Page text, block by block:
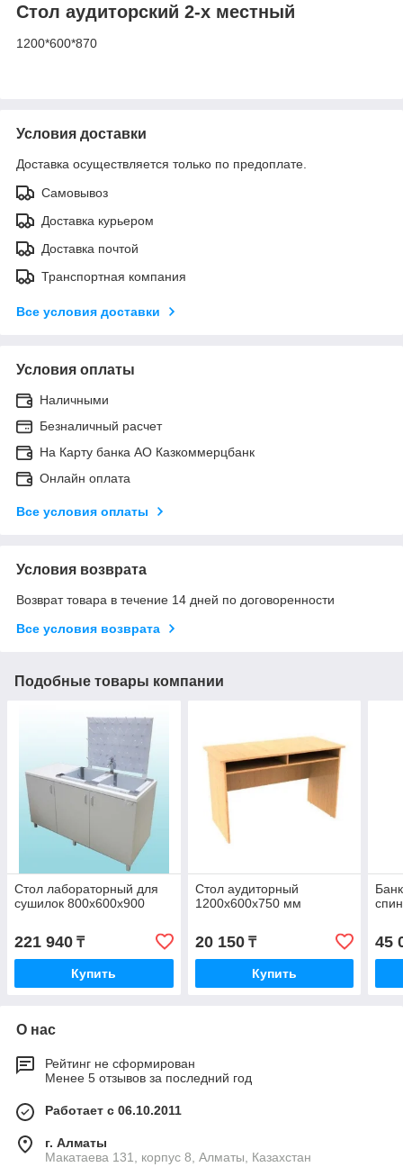
Стол аудиторский 2-х местный
1200*600*870
Условия доставки
Доставка осуществляется только по предоплате.
Самовывоз
Доставка курьером
Доставка почтой
Транспортная компания
Все условия доставки
Условия оплаты
Наличными
Безналичный расчет
На Карту банка АО Казкоммерцбанк
Онлайн оплата
Все условия оплаты
Условия возврата
Возврат товара в течение 14 дней по договоренности
Все условия возврата
Подобные товары компании
Стол лабораторный для
сушилок 800х600х900
221 940 ₸
Купить
Стол аудиторный
1200х600х750 мм
20 150₸
Купить
45
О нас
Рейтинг не сформирован
Менее 5 отзывов за последний год
Работает с 06.10.2011
г. Алматы
Макатаева 131, корпус 8, Алматы, Казахстан